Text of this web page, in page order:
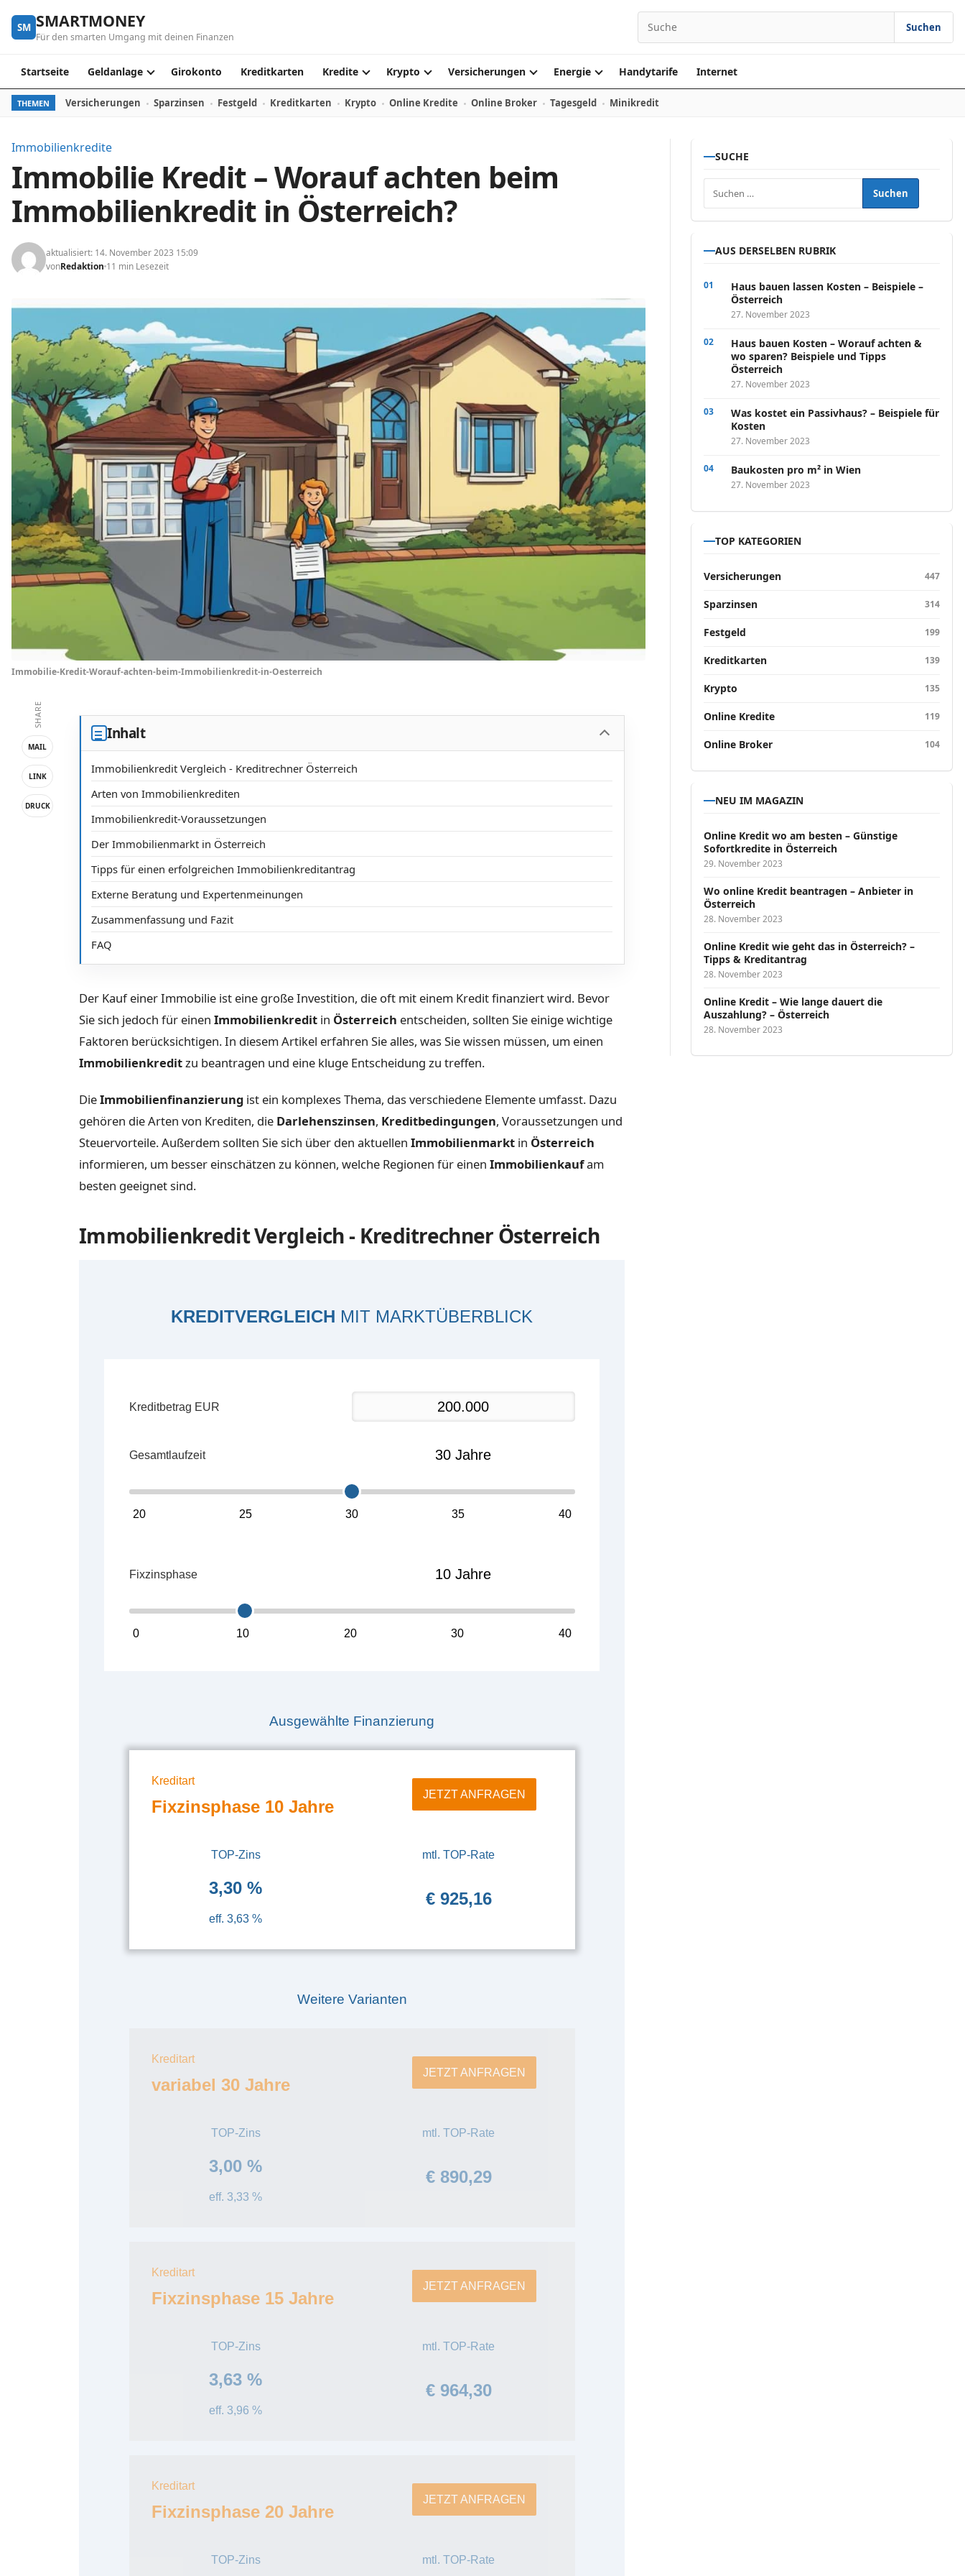
SM SMARTMONEY
Für den smarten Umgang mit deinen Finanzen Search for: Suchen
Startseite Geldanlage Girokonto Kreditkarten Kredite Krypto Versicherungen Energie Handytarife Internet
THEMEN Versicherungen Sparzinsen Festgeld Kreditkarten Krypto Online Kredite Online Broker Tagesgeld Minikredit
Immobilienkredite
Immobilie Kredit – Worauf achten beim
Immobilienkredit in Österreich?
aktualisiert: 14. November 2023 15:09
vonRedaktion 11 min Lesezeit
Immobilie-Kredit-Worauf-achten-beim-Immobilienkredit-in-Oesterreich
SHARE
MAIL
LINK
DRUCK
Inhalt
Immobilienkredit Vergleich - Kreditrechner Österreich
Arten von Immobilienkrediten
Immobilienkredit-Voraussetzungen
Der Immobilienmarkt in Österreich
Tipps für einen erfolgreichen Immobilienkreditantrag
Externe Beratung und Expertenmeinungen
Zusammenfassung und Fazit
FAQ
Der Kauf einer Immobilie ist eine große Investition, die oft mit einem Kredit finanziert wird. Bevor
Sie sich jedoch für einen Immobilienkredit in Österreich entscheiden, sollten Sie einige wichtige
Faktoren berücksichtigen. In diesem Artikel erfahren Sie alles, was Sie wissen müssen, um einen
Immobilienkreditzu beantragen und eine kluge Entscheidung zu treffen.
DieImmobilienfinanzierung ist ein komplexes Thema, das verschiedene Elemente umfasst. Dazu
gehören die Arten von Krediten, die Darlehenszinsen, Kreditbedingungen, Voraussetzungen und
Steuervorteile. Außerdem sollten Sie sich über den aktuellen Immobilienmarkt in Österreich
informieren, um besser einschätzen zu können, welche Regionen für einen Immobilienkaufam
besten geeignet sind.
Immobilienkredit Vergleich - Kreditrechner Österreich
KREDITVERGLEICH MIT MARKTÜBERBLICK
Kreditbetrag EUR
Gesamtlaufzeit
Fixzinsphase
20 25 30 35 40
0 10 20 30 40
Ausgewählte Finanzierung
Kreditart
Fixzinsphase 10 Jahre
TOP-Zins
3,30 %
eff. 3,63 %
mtl. TOP-Rate
€ 925,16
JETZT ANFRAGEN
Weitere Varianten
Kreditart
variabel 30 Jahre
TOP-Zins
3,00 %
eff. 3,33 %
mtl. TOP-Rate
€ 890,29
JETZT ANFRAGEN
Kreditart
Fixzinsphase 15 Jahre
TOP-Zins
3,63 %
eff. 3,96 %
mtl. TOP-Rate
€ 964,30
JETZT ANFRAGEN
Kreditart
Fixzinsphase 20 Jahre
TOP-Zins mtl. TOP-Rate
JETZT ANFRAGEN
SUCHE
Suchen nach:
AUS DERSELBEN RUBRIK
Haus bauen lassen Kosten – Beispiele –
Österreich
27. November 2023
Haus bauen Kosten – Worauf achten &
wo sparen? Beispiele und Tipps
Österreich
27. November 2023
Was kostet ein Passivhaus? – Beispiele für
Kosten
27. November 2023
Baukosten pro m² in Wien
27. November 2023
TOP KATEGORIEN
Versicherungen 447
Sparzinsen 314
Festgeld 199
Kreditkarten 139
Krypto 135
Online Kredite 119
Online Broker 104
NEU IM MAGAZIN
Online Kredit wo am besten – Günstige
Sofortkredite in Österreich
29. November 2023
Wo online Kredit beantragen – Anbieter in
Österreich
28. November 2023
Online Kredit wie geht das in Österreich? –
Tipps & Kreditantrag
28. November 2023
Online Kredit – Wie lange dauert die
Auszahlung? – Österreich
28. November 2023